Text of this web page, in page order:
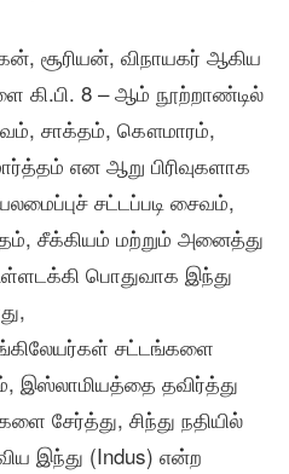
சூரியன், விநாயகர் ஆகிய
கி.பி. 8 – ஆம் நூற்றாண்டில்
சாக்தம், கௌமாரம்,
என ஆறு பிரிவுகளாக
சட்டப்படி சைவம்,
மற்றும் அனைத்து
பொதுவாக இந்து
சட்டங்களை
இஸ்லாமியத்தை தவிர்த்து
சேர்த்து, சிந்து நதியில்
இந்து (Indus) என்ற